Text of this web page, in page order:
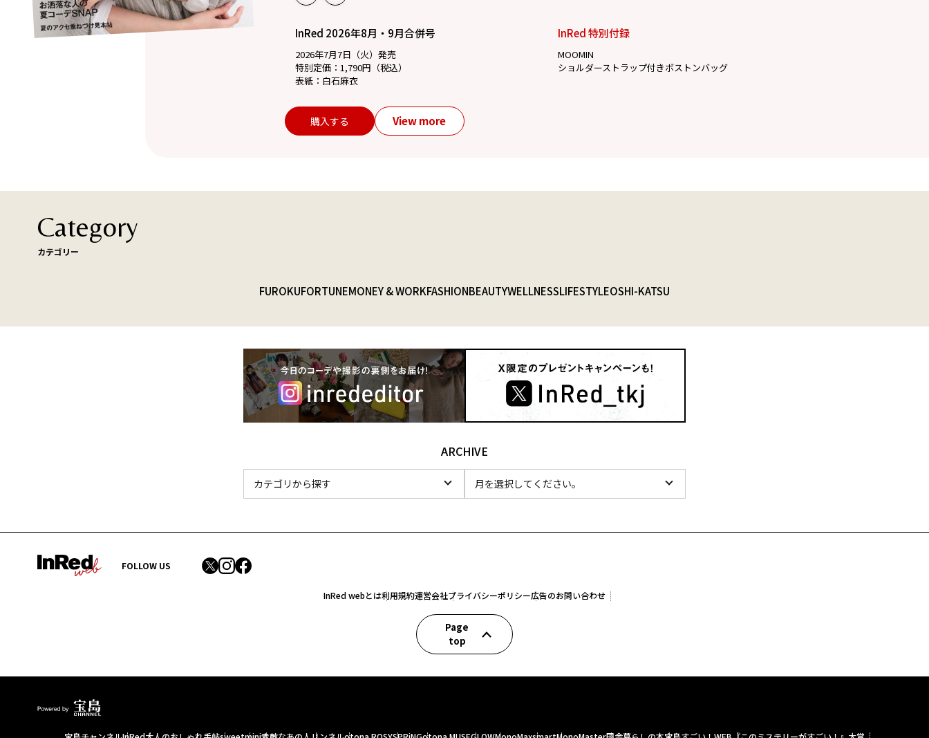
InRed 2026年8月・9月合併号
2026年7月7日（火）発売
特別定価：1,790円（税込）
表紙：白石麻衣
InRed 特別付録
MOOMIN
ショルダーストラップ付きボストンバッグ
購入する View more
Category
カテゴリー
FUROKUFORTUNEMONEY & WORKFASHIONBEAUTYWELLNESSLIFESTYLEOSHI-KATSU
ARCHIVE
FOLLOW US
InRed webとは利用規約運営会社プライバシーポリシー広告のお問い合わせ
Page
top